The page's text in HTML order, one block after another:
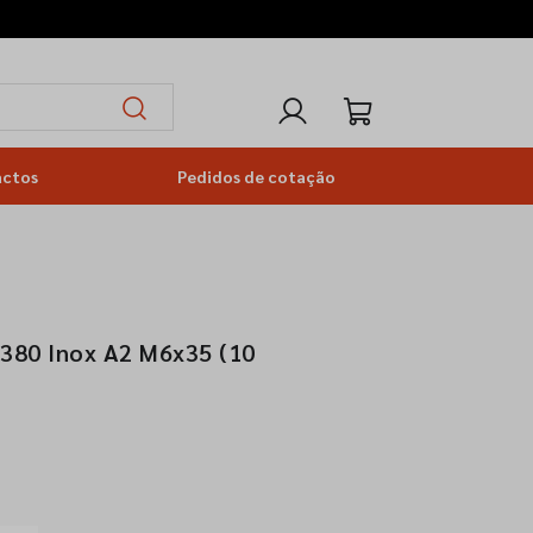
Pedidos de cotação
Inox A2 M6x35 (10